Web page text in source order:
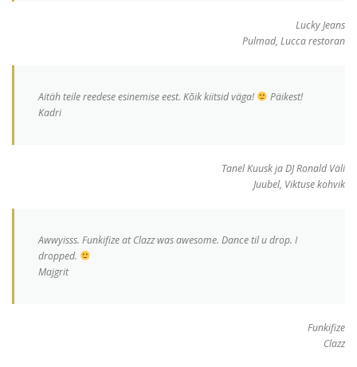
Lucky Jeans
Pulmad, Lucca restoran
Aitäh teile reedese esinemise eest. Kõik kiitsid väga!
Päikest!
Kadri
Tanel Kuusk ja DJ Ronald Väli
Juubel, Viktuse kohvik
Awwyisss. Funkifize at Clazz was awesome. Dance til u drop. I
dropped.
Majgrit
Funkifize
Clazz